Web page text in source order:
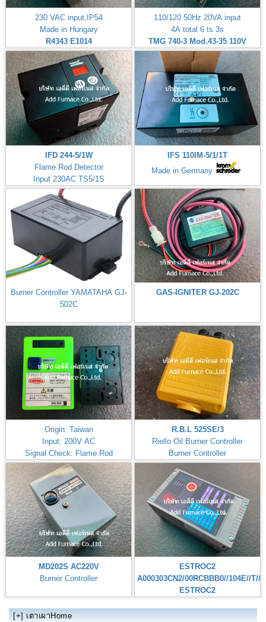
230 VAC input,IP54
Made in Hungary
R4343 E1014
110/120 50Hz 20VA input
4A total 6 ts 3s
TMG 740-3 Mod.43-35 110V
IFD 244-5/1W
Flame Rod Detector
Input 230AC TS5/1S
Kromschorder
IFS 110IM-5/1/1T
Made in Germany
Burner Controller YAMATAHA GJ-
502C
GAS-IGNITER GJ-202C
Origin: Taiwan
Input: 200V AC
Signal Check: Flame Rod
Corona RCF152
R.B.L 525SE/3
Riello Oil Burner Controller
Burner Controller
MD202S AC220V
Burner Controller
ESTROC2
A000303CN2/00RCBBB0//104E//T////
ESTROC2
[+] เตาเผาHome